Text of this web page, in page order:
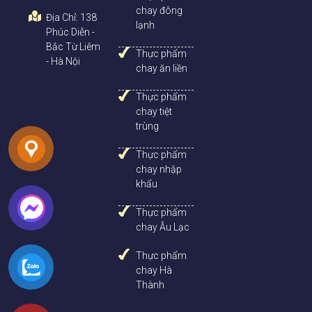
Chỉ với những bước chế biến đơn giản và vô cùng nhanh
chóng bạn đã có ngay món cá thu chay kho tiêu thơm ngon
cho bữa cơm gia đình.
Trên đây là tất cả thông tin về Cá Thu Chay Mã Lai. Hãy lựa
chọn cho mình những thực phẩm chay phù hợp.
với tự hào là đơn vị phân phốithực phẩm chay, đồ chay
và các tỉnh thành phía bắ
Xem thêm sản phẩm đồ chay Trí Huệ:
Bò ba chỉ chay Đài Loan nhập khẩu
Địa Chỉ: 138
Phúc Diễn -
Bắc Từ Liêm
- Hà Nội
chay đông
lạnh
Thực phẩm
chay ăn liền
Thực phẩm
chay tiệt
trùng
Thực phẩm
chay nhập
khẩu
Thực phẩm
chay Âu Lạc
Thực phẩm
chay Hà
Thành